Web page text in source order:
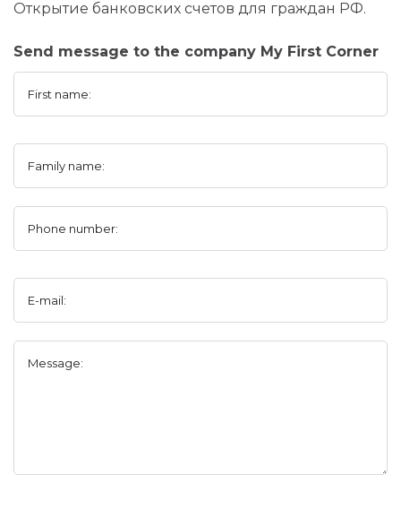
Открытие банковских счетов для граждан РФ.
Send message to the company My First Corner
First name:
Family name:
Phone number:
E-mail:
Message: